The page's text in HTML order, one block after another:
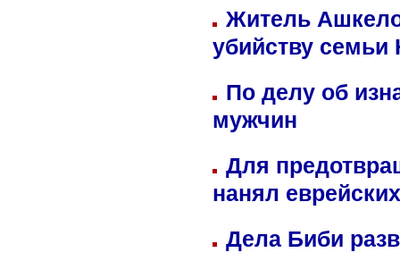
Житель
убийству семьи
По делу об
мужчин
Для
нанял
Дела Биби